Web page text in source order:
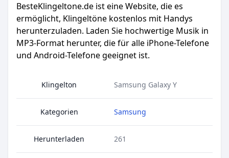
BesteKlingeltone.de ist eine Website, die es
ermöglicht, Klingeltöne kostenlos mit Handys
herunterzuladen. Laden Sie hochwertige Musik in
MP3-Format herunter, die für alle iPhone-Telefone
und Android-Telefone geeignet ist.
Klingelton Samsung Galaxy Y
Kategorien Samsung
Herunterladen 261